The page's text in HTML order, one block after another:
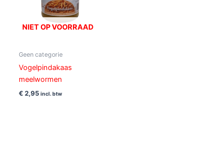
NIET OP VOORRAAD
Geen categorie
Vogelpindakaas
meelwormen
€ 2,95 incl. btw